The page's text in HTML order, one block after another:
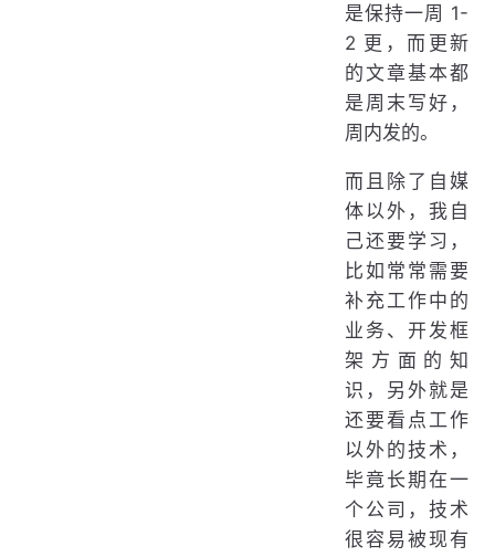
是保持一周 1-
2 更，而更新
的文章基本都
是周末写好，
周内发的。
而且除了自媒
体以外，我自
己还要学习，
比如常常需要
补充工作中的
业务、开发框
架方面的知
识，另外就是
还要看点工作
以外的技术，
毕竟长期在一
个公司，技术
很容易被现有